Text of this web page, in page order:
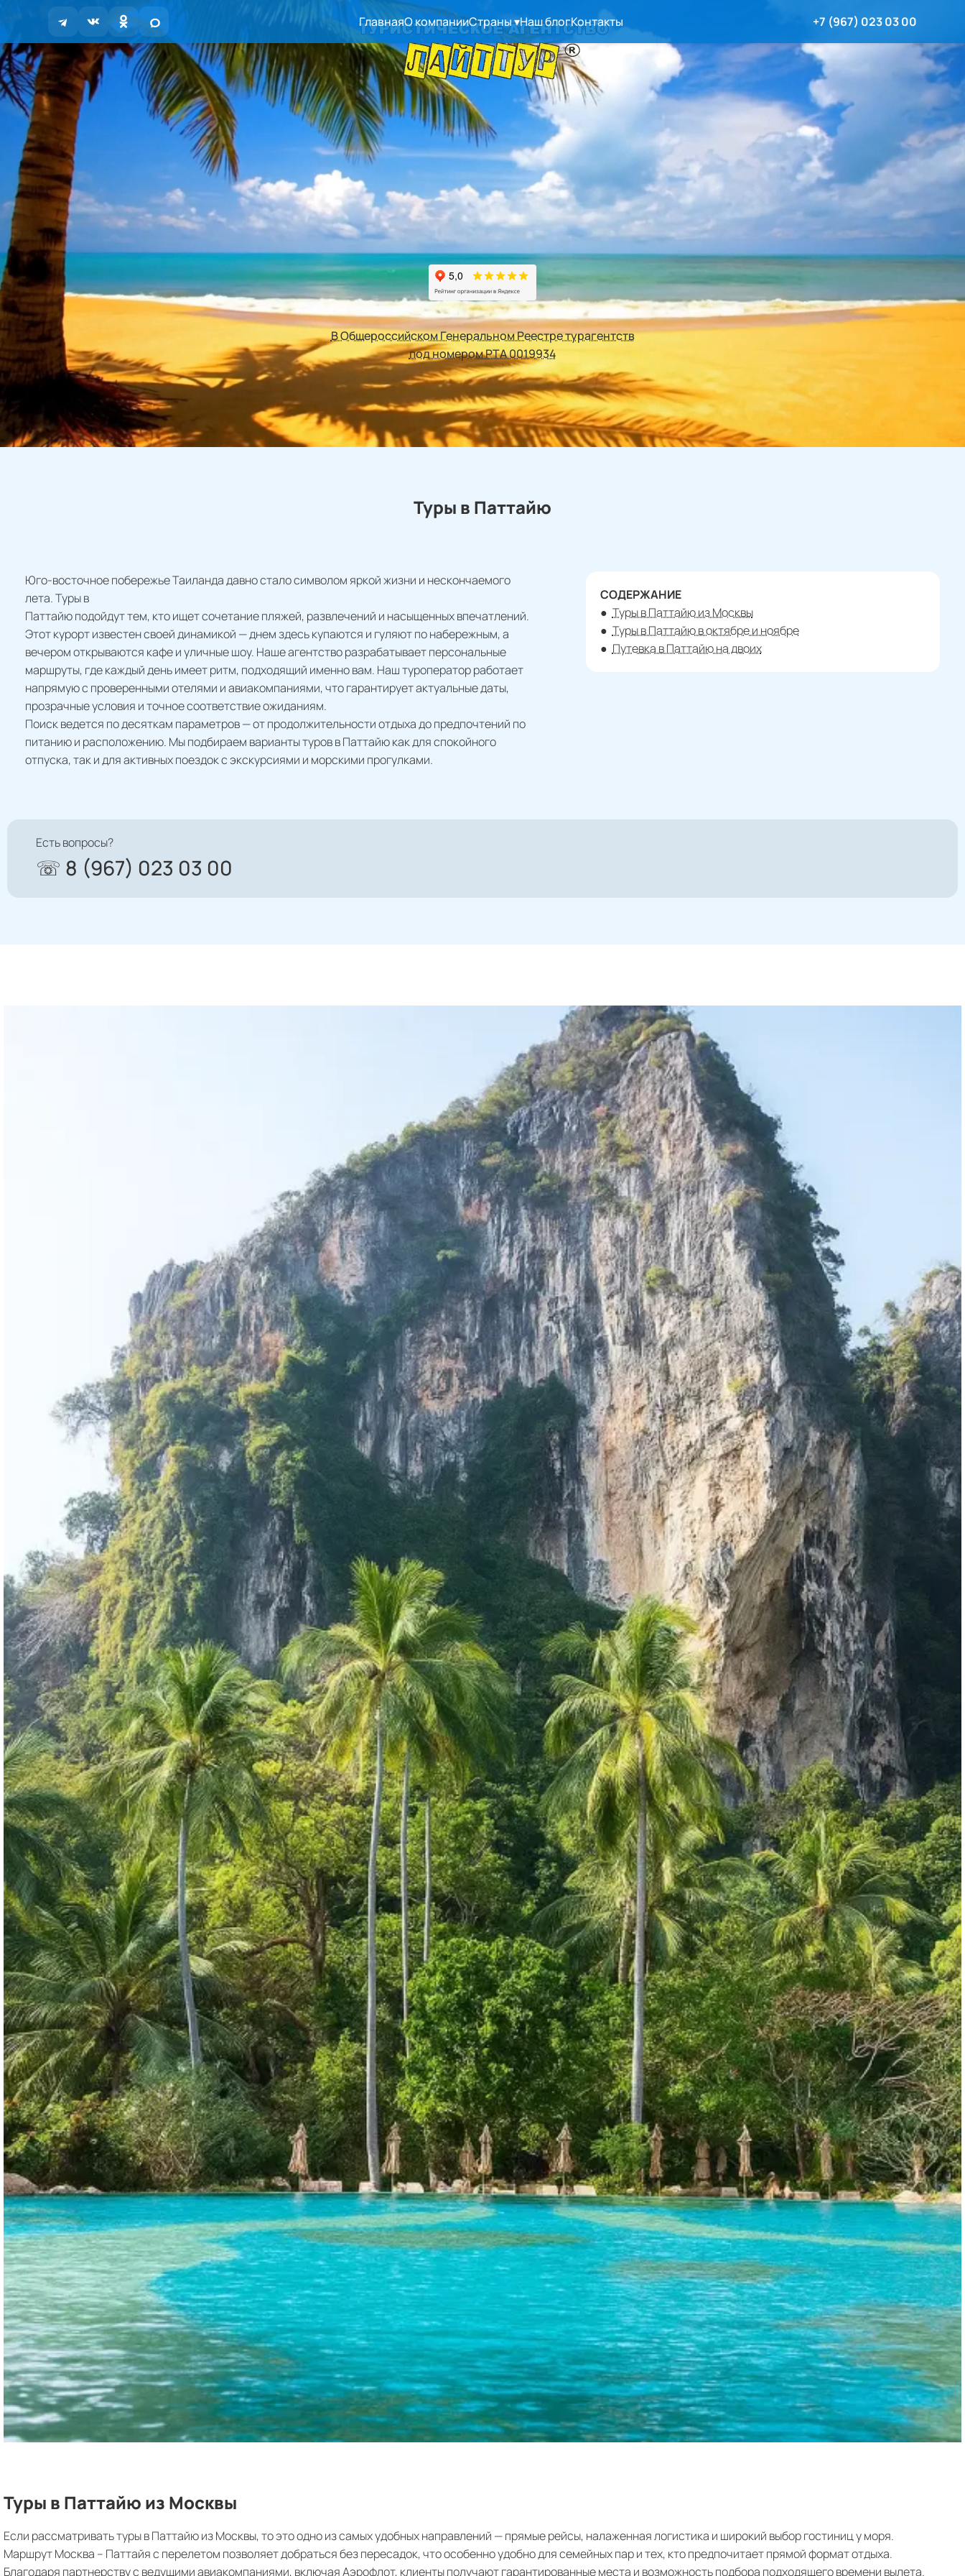
ГлавнаяО компанииСтраны▾Наш блогКонтакты +7 (967) 023 03 00
В Общероссийском Генеральном Реестре турагентств
под номером РТА 0019934
Туры в Паттайю
Юго-восточное побережье Таиланда давно стало символом яркой жизни и нескончаемого
лета. Туры в
Паттайю подойдут тем, кто ищет сочетание пляжей, развлечений и насыщенных впечатлений.
Этот курорт известен своей динамикой — днем здесь купаются и гуляют по набережным, а
вечером открываются кафе и уличные шоу. Наше агентство разрабатывает персональные
маршруты, где каждый день имеет ритм, подходящий именно вам. Наш туроператор работает
напрямую с проверенными отелями и авиакомпаниями, что гарантирует актуальные даты,
прозрачные условия и точное соответствие ожиданиям.
Поиск ведется по десяткам параметров — от продолжительности отдыха до предпочтений по
питанию и расположению. Мы подбираем варианты туров в Паттайю как для спокойного
отпуска, так и для активных поездок с экскурсиями и морскими прогулками.
СОДЕРЖАНИЕ
Туры в Паттайю из Москвы
Туры в Паттайю в октябре и ноябре
Путевка в Паттайю на двоих
Есть вопросы?
☏ 8 (967) 023 03 00
Туры в Паттайю из Москвы
Если рассматривать туры в Паттайю из Москвы, то это одно из самых удобных направлений — прямые рейсы, налаженная логистика и широкий выбор гостиниц у моря.
Маршрут Москва – Паттайя с перелетом позволяет добраться без пересадок, что особенно удобно для семейных пар и тех, кто предпочитает прямой формат отдыха.
Благодаря партнерству с ведущими авиакомпаниями, включая Аэрофлот, клиенты получают гарантированные места и возможность подбора подходящего времени вылета.